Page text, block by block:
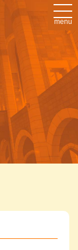
menu